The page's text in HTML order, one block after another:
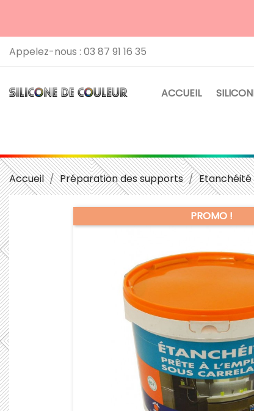
Appelez-nous : 03 87 91 16 35
ACCUEIL
Accueil Préparation des supports
PROMO !